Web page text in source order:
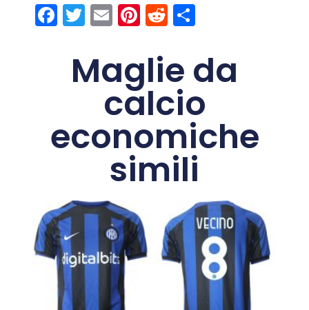
Facebook
Twitter
EmailPinterest
RedditCondividi
Maglie da
calcio
economiche
simili